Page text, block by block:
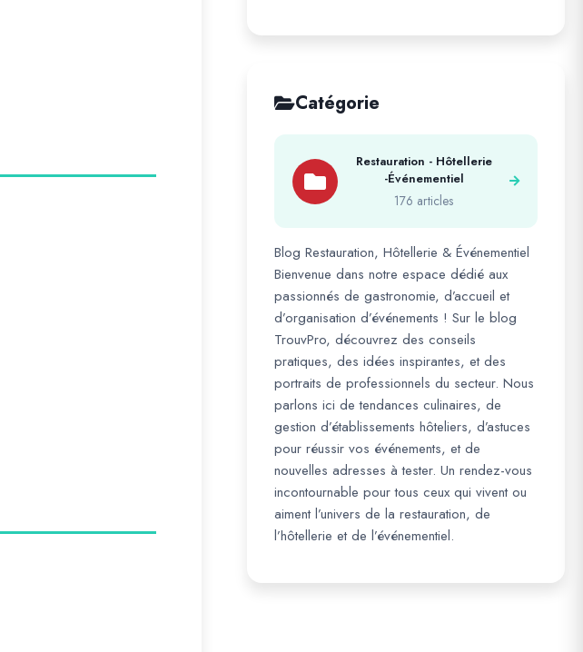
Catégorie
Restauration - Hôtellerie
-Événementiel
176 articles
Blog Restauration, Hôtellerie & Événementiel
Bienvenue dans notre espace dédié aux
passionnés de gastronomie, d’accueil et
d’organisation d’événements ! Sur le blog
TrouvPro, découvrez des conseils
pratiques, des idées inspirantes, et des
portraits de professionnels du secteur. Nous
parlons ici de tendances culinaires, de
gestion d’établissements hôteliers, d’astuces
pour réussir vos événements, et de
nouvelles adresses à tester. Un rendez-vous
incontournable pour tous ceux qui vivent ou
aiment l’univers de la restauration, de
l’hôtellerie et de l’événementiel.